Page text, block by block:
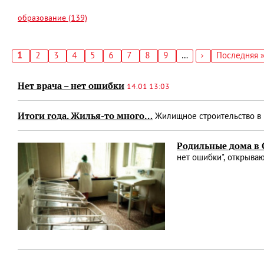
образование (139)
Текущая
1 Страница
2 Страница
3 Страница
4 Страница
5 Страница
6 Страница
7 Страница
8 Страница
9 …
Следующая
›
Последняя
Последняя »
Нет врача – нет ошибки 14.01 13:03
Итоги года. Жилья-то много… Жилищное строительство
Родильные дома в
нет ошибки",